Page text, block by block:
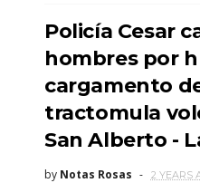
Policía Cesar
hombres por
cargamento
tractomula
San Alberto -
by Notas Rosas 2 YEARS